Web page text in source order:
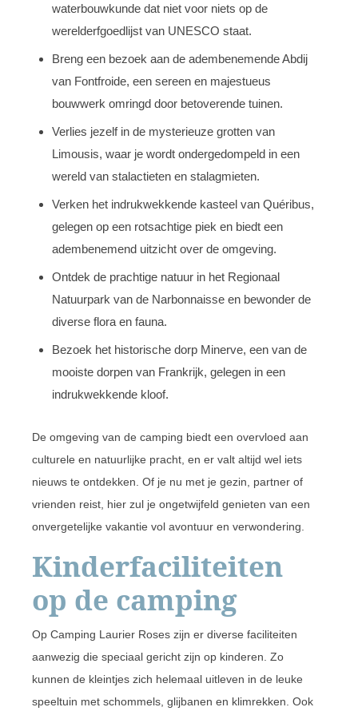
waterbouwkunde dat niet voor niets op de
werelderfgoedlijst van UNESCO staat.
Breng een bezoek aan de adembenemende Abdij
van Fontfroide, een sereen en majestueus
bouwwerk omringd door betoverende tuinen.
Verlies jezelf in de mysterieuze grotten van
Limousis, waar je wordt ondergedompeld in een
wereld van stalactieten en stalagmieten.
Verken het indrukwekkende kasteel van Quéribus,
gelegen op een rotsachtige piek en biedt een
adembenemend uitzicht over de omgeving.
Ontdek de prachtige natuur in het Regionaal
Natuurpark van de Narbonnaisse en bewonder de
diverse flora en fauna.
Bezoek het historische dorp Minerve, een van de
mooiste dorpen van Frankrijk, gelegen in een
indrukwekkende kloof.
De omgeving van de camping biedt een overvloed aan
culturele en natuurlijke pracht, en er valt altijd wel iets
nieuws te ontdekken. Of je nu met je gezin, partner of
vrienden reist, hier zul je ongetwijfeld genieten van een
onvergetelijke vakantie vol avontuur en verwondering.
Kinderfaciliteiten
op de camping
Op Camping Laurier Roses zijn er diverse faciliteiten
aanwezig die speciaal gericht zijn op kinderen. Zo
kunnen de kleintjes zich helemaal uitleven in de leuke
speeltuin met schommels, glijbanen en klimrekken. Ook